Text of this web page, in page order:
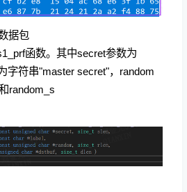
据包
函数。其中secret参数为
字符串"master secret"，random
random_s